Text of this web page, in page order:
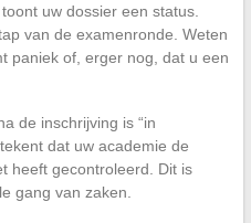
uw dossier een status.
van de examenronde. Weten
paniek of, erger nog, dat u een
de inschrijving is “in
dat uw academie de
heeft gecontroleerd. Dit is
gang van zaken.